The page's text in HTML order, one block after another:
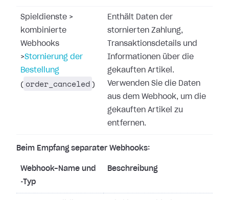
Spieldienste >
kombinierte
Webhooks
>Stornierung der
Bestellung
( order_canceled )
Enthält Daten der
stornierten Zahlung,
Transaktionsdetails und
Informationen über die
gekauften Artikel.
Verwenden Sie die Daten
aus dem Webhook, um die
gekauften Artikel zu
entfernen.
Beim Empfang separater Webhooks:
Webhook-Name und
‑Typ
Beschreibung